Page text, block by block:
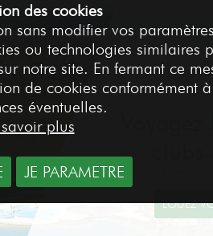
des cookies
sans modifier vos
ou technologies similaires
notre site. En fermant ce
de cookies conformément
éventuelles.
plus
JE PARAMETRE